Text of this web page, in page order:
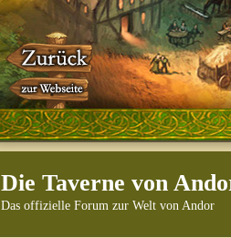
Die Taverne von
Das offizielle Forum zur Welt von Andor